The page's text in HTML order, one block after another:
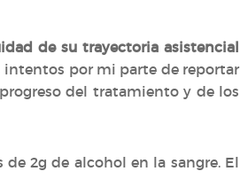
de su trayectoria asistencial
intentos por mi parte de reportar
del tratamiento y de los
2g de alcohol en la sangre. El